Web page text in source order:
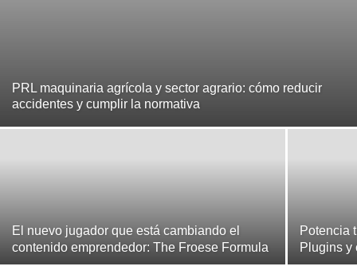
PRL maquinaria agrícola y sector agrario: cómo reducir
accidentes y cumplir la normativa
El nuevo jugador que está cambiando el
contenido emprendedor: The Froese Formula
Potencia
Plugins y